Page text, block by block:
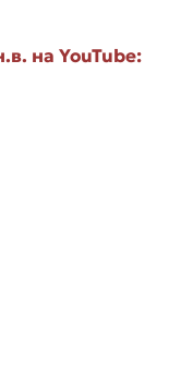
на YouTube: